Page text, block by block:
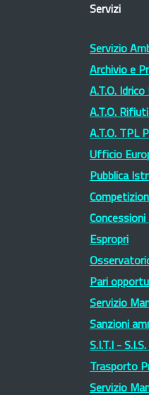
Servizi
Servizio
Archivio e
A.T.O.
A.T.O.
A.T.O. TPL
Ufficio
Pubblica
Concessioni
Espropri
Pari
Servizio
Sanzioni
S.I.T.I -
Trasporto
Servizio